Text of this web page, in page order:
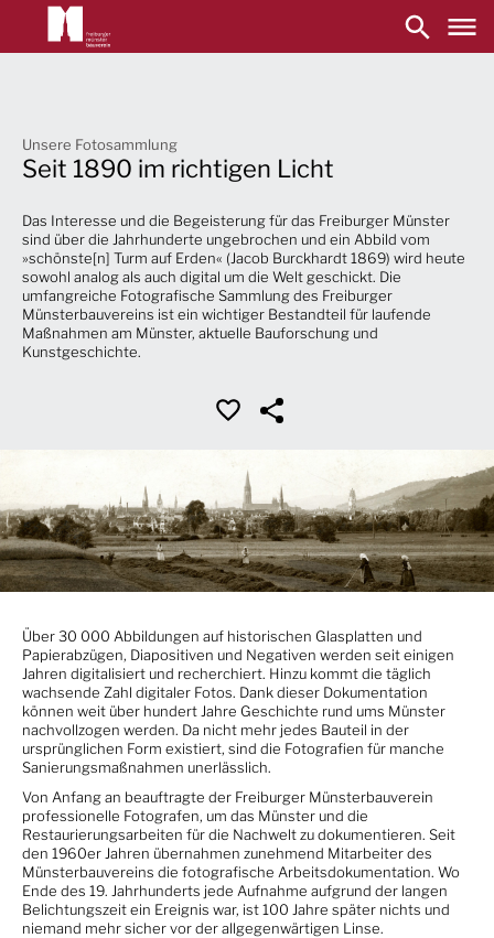
navigation
Unsere Fotosammlung
Seit 1890 im richtigen Licht
Das Interesse und die Begeisterung für das Freiburger Münster
sind über die Jahrhunderte ungebrochen und ein Abbild vom
»schönste[n] Turm auf Erden« (Jacob Burckhardt 1869) wird heute
sowohl analog als auch digital um die Welt geschickt. Die
umfangreiche Fotografische Sammlung des Freiburger
Münsterbauvereins ist ein wichtiger Bestandteil für laufende
Maßnahmen am Münster, aktuelle Bauforschung und
Kunstgeschichte.
Über 30 000 Abbildungen auf historischen Glasplatten und
Papierabzügen, Diapositiven und Negativen werden seit einigen
Jahren digitalisiert und recherchiert. Hinzu kommt die täglich
wachsende Zahl digitaler Fotos. Dank dieser Dokumentation
können weit über hundert Jahre Geschichte rund ums Münster
nachvollzogen werden. Da nicht mehr jedes Bauteil in der
ursprünglichen Form existiert, sind die Fotografien für manche
Sanierungsmaßnahmen unerlässlich.
Von Anfang an beauftragte der Freiburger Münsterbauverein
professionelle Fotografen, um das Münster und die
Restaurierungsarbeiten für die Nachwelt zu dokumentieren. Seit
den 1960er Jahren übernahmen zunehmend Mitarbeiter des
Münsterbauvereins die fotografische Arbeitsdokumentation. Wo
Ende des 19. Jahrhunderts jede Aufnahme aufgrund der langen
Belichtungszeit ein Ereignis war, ist 100 Jahre später nichts und
niemand mehr sicher vor der allgegenwärtigen Linse.